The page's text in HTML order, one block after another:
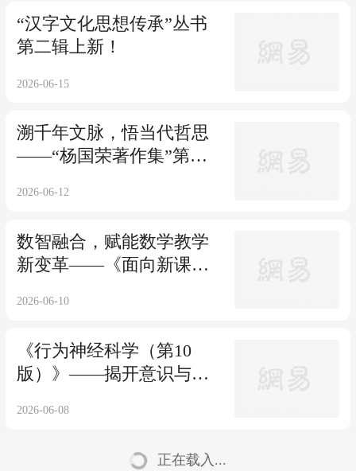
“汉字文化思想传承”丛书
第二辑上新！
2026-06-15
溯千年文脉，悟当代哲思
——“杨国荣著作集”第三
2026-06-12
数智融合，赋能数学教学
新变革——《面向新课标
模型的方法》正式出版！
2026-06-10
《行为神经科学（第10
版）》——揭开意识与智
2026-06-08
正在载入...